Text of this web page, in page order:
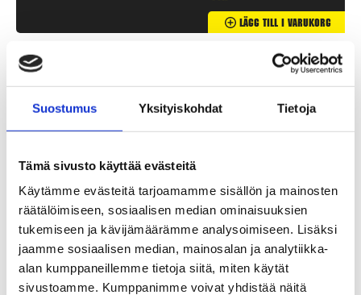
Suostumus Yksityiskohdat Tietoja
Tämä sivusto käyttää evästeitä
Käytämme evästeitä tarjoamamme sisällön ja mainosten
räätälöimiseen, sosiaalisen median ominaisuuksien
tukemiseen ja kävijämäärämme analysoimiseen. Lisäksi
jaamme sosiaalisen median, mainosalan ja analytiikka-
alan kumppaneillemme tietoja siitä, miten käytät
sivustoamme. Kumppanimme voivat yhdistää näitä
Lägg Till I Varukorg